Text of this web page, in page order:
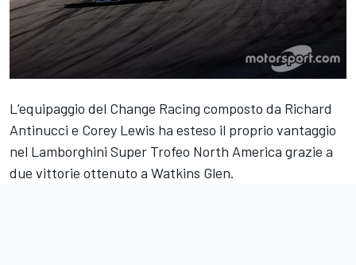
L’equipaggio del Change Racing composto da Richard
Antinucci e Corey Lewis ha esteso il proprio vantaggio
nel Lamborghini Super Trofeo North America grazie a
due vittorie ottenuto a Watkins Glen.